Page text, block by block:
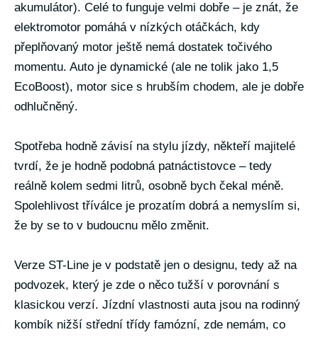
akumulátor). Celé to funguje velmi dobře – je znát, že
elektromotor pomáhá v nízkých otáčkách, kdy
přeplňovaný motor ještě nemá dostatek točivého
momentu. Auto je dynamické (ale ne tolik jako 1,5
EcoBoost), motor sice s hrubším chodem, ale je dobře
odhlučněný.
Spotřeba hodně závisí na stylu jízdy, někteří majitelé
tvrdí, že je hodně podobná patnáctistovce – tedy
reálně kolem sedmi litrů, osobně bych čekal méně.
Spolehlivost tříválce je prozatím dobrá a nemyslím si,
že by se to v budoucnu mělo změnit.
Verze ST-Line je v podstatě jen o designu, tedy až na
podvozek, který je zde o něco tužší v porovnání s
klasickou verzí. Jízdní vlastnosti auta jsou na rodinný
kombík nižší střední třídy famózní, zde nemám, co